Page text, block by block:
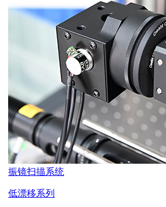
振镜扫描系统
低漂移系列